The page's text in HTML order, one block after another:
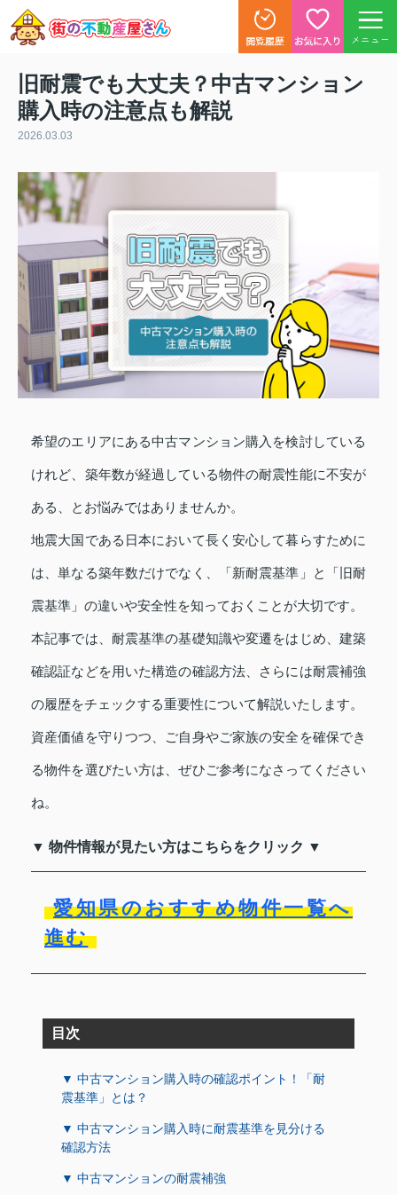
メニュー
旧耐震でも大丈夫？中古マンション
購入時の注意点も解説
2026.03.03
希望のエリアにある中古マンション購入を検討している
けれど、築年数が経過している物件の耐震性能に不安が
ある、とお悩みではありませんか。
地震大国である日本において長く安心して暮らすために
は、単なる築年数だけでなく、「新耐震基準」と「旧耐
震基準」の違いや安全性を知っておくことが大切です。
本記事では、耐震基準の基礎知識や変遷をはじめ、建築
確認証などを用いた構造の確認方法、さらには耐震補強
の履歴をチェックする重要性について解説いたします。
資産価値を守りつつ、ご自身やご家族の安全を確保でき
る物件を選びたい方は、ぜひご参考になさってください
ね。
▼ 物件情報が見たい方はこちらをクリック ▼
愛知県のおすすめ物件一覧へ
進む
目次
▼ 中古マンション購入時の確認ポイント！「耐
震基準」とは？
▼ 中古マンション購入時に耐震基準を見分ける
確認方法
▼ 中古マンションの耐震補強